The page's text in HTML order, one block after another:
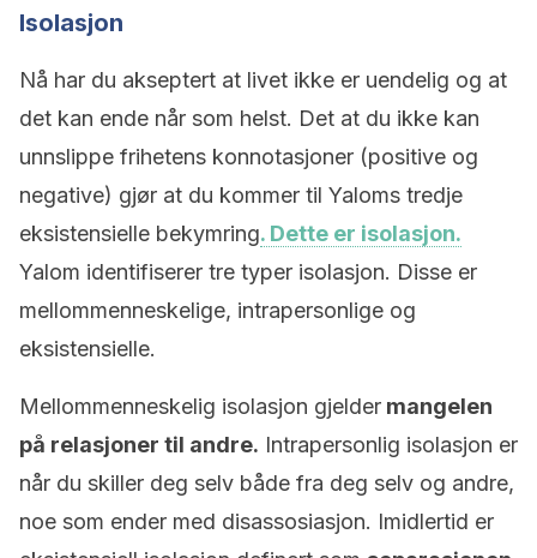
Isolasjon
Nå har du akseptert at livet ikke er uendelig og at
det kan ende når som helst. Det at du ikke kan
unnslippe frihetens konnotasjoner (positive og
negative) gjør at du kommer til Yaloms tredje
eksistensielle bekymring. Dette er isolasjon.
Yalom identifiserer tre typer isolasjon. Disse er
mellommenneskelige, intrapersonlige og
eksistensielle.
Mellommenneskelig isolasjon gjelder mangelen
på relasjoner til andre. Intrapersonlig isolasjon er
når du skiller deg selv både fra deg selv og andre,
noe som ender med disassosiasjon. Imidlertid er